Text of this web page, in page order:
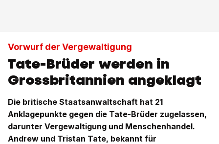
Vorwurf der Vergewaltigung
Tate-Brüder werden in
Grossbritannien angeklagt
Die britische Staatsanwaltschaft hat 21
Anklagepunkte gegen die Tate-Brüder zugelassen,
darunter Vergewaltigung und Menschenhandel.
Andrew und Tristan Tate, bekannt für